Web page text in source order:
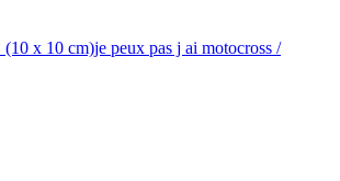
(10 x 10 cm)je peux pas j ai motocross /